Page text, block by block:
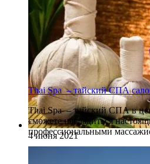
4 июня 2021
Thai Spa – тайский СПА
Thai Spa – тайский СПА в
сможете насладиться
профессиональными